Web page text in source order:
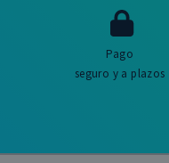
Pago
seguro y a plazos